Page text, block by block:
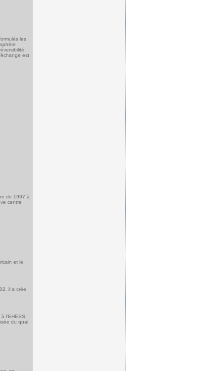
les
est
de 1997 à
centre
et le
il a crée
l’EHESS.
du quai